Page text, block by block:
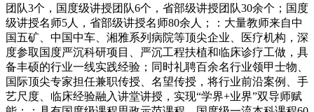
团队3个，国度级讲授团队6个，省部级讲授团队30余个；国度
级讲授名师5人，省部级讲授名师80余人；：大量教师来自中
国五矿、中国中车、湘雅系列病院等顶尖企业、医疗机构，深
度参取国度严沉科研项目、严沉工程扶植和临床诊疗工做，具
备丰硕的行业一线实践经验；同时礼聘百余名行业领甲士物、
国际顶尖专家担任兼职传授、名望传授，将行业前沿案例、手
艺尺度、临床经验融入讲堂讲授，实现“学界+业界”双导师赋